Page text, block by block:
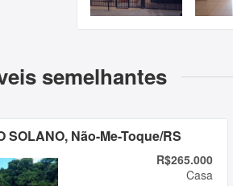
semelhantes
SOLANO, Não-Me-Toque/RS
R$265.000
Casa